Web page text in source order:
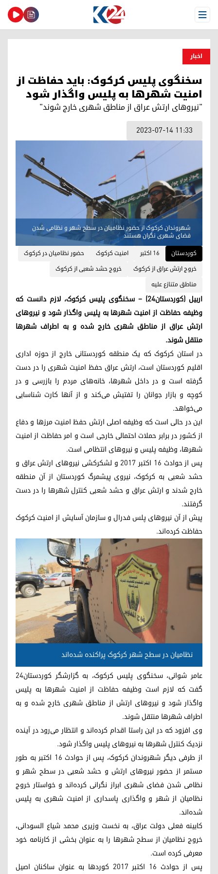
Open Menu
اخبار
سخنگوی پلیس کرکوک: باید حفاظت از
امنیت شهرها به پلیس واگذار شود
"نیروهای ارتش عراق از مناطق شهری خارج شوند"
2023-07-14 11:33
شهروندان کرکوک از حضور نظامیان در سطح شهر و نظامی شدن
فضای شهری نگران هستند
کوردستان
١٦ اکتبر امنیت کرکوک
حضور نظامیان در کرکوک
خروج ارتش عراق از کرکوک
خروج حشد شعبی از کرکوک
مناطق متنازع علیه
اربیل (کوردستان٢٤) – سخنگوی پلیس کرکوک، لازم دانست که
وظیفه حفاظت از امنیت شهرها به پلیس واگذار شود و نیروهای
ارتش عراق از مناطق شهری خارج شده و به اطراف شهرها
منتقل شوند.
در استان کرکوک که یک منطقه کوردستانی خارج از حوزه اداری
اقلیم کوردستان است، ارتش عراق حفظ امنیت شهری را در دست
گرفته است و در داخل شهرها، خانه‌های مردم را بازرسی و در
کوچه و بازار جوانان را تفتیش می‌کند و از آنها کارت شناسایی
می‌خواهد.
این در حالی است که وظیفه اصلی ارتش حفظ امنیت مرزها و دفاع
از کشور در برابر حملات احتمالی خارجی است و امر حفاظت از امنیت
شهرها، وظیفه پلیس و نیروهای انتظامی است.
پس از حوادث ١٦ اکتبر ٢٠١٧ و لشکرکشی نیروهای ارتش عراق و
حشد شعبی به کرکوک، نیروی پیشمرگ کوردستان از آن منطقه
خارج شدند و ارتش عراق و حشد شعبی کنترل شهرها را در دست
گرفتند.
پیش از آن نیروهای پلس فدرال و سازمان آسایش از امنیت کرکوک
حفاظت کرده‌اند.
نظامیان در سطح شهر کرکوک پراکنده شده‌اند
عامر شوانی، سخنگوی پلیس کرکوک، به گزارشگر کوردستان٢٤
گفت که لازم است وظیفه حفاظت از امنیت شهرها به پلیس
واگذار شود و نیروهای ارتش از مناطق شهری خارج شده و به
اطراف شهرها منتقل شوند.
وی افزود که در این راستا اقدام کرده‌اند و انتظار می‌رود در آینده
نزدیک کنترل شهرها به نیروهای پلیس واگذار شود.
از طرفی دیگر شهروندان کرکوک، پس از حوادث ١٦ اکتبر به طور
مستمر از حضور نیروهای ارتش و حشد شعبی در سطح شهر و
نظامی شدن فضای شهری ابراز نگرانی کرده‌اند و خواستار خروج
نظامیان از شهر و واگذاری پاسداری از امنیت شهری به پلیس
شده‌اند.
کابینه فعلی دولت عراق، به نخست وزیری محمد شیاع السودانی،
خروج نظامیان از سطح شهرها را به عنوان بخشی‌ از کارنامه خود
معرفی کرده است.
پس از حوادث ١٦ اکتبر ٢٠١٧ کوردها به عنوان ساکنان اصیل